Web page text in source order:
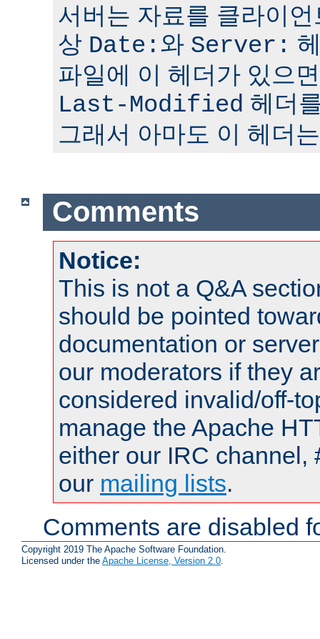
서버는 자료를 클라이
상 Date: 와 Server:
파일에 이 헤더가 있으
Last-Modified 헤더
그래서 아마도 이 헤더
Comments
Notice:
This is not a Q&A
should be pointed
documentation or
our moderators if they
considered invalid/off-
manage the Apache
either our IRC channel,
our mailing lists.
Comments are disabled
Copyright 2019 The Apache Software Foundation.
Licensed under the Apache License, Version 2.0